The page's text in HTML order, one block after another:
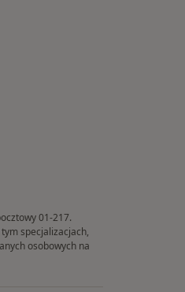
01-217.
specjalizacjach,
osobowych na